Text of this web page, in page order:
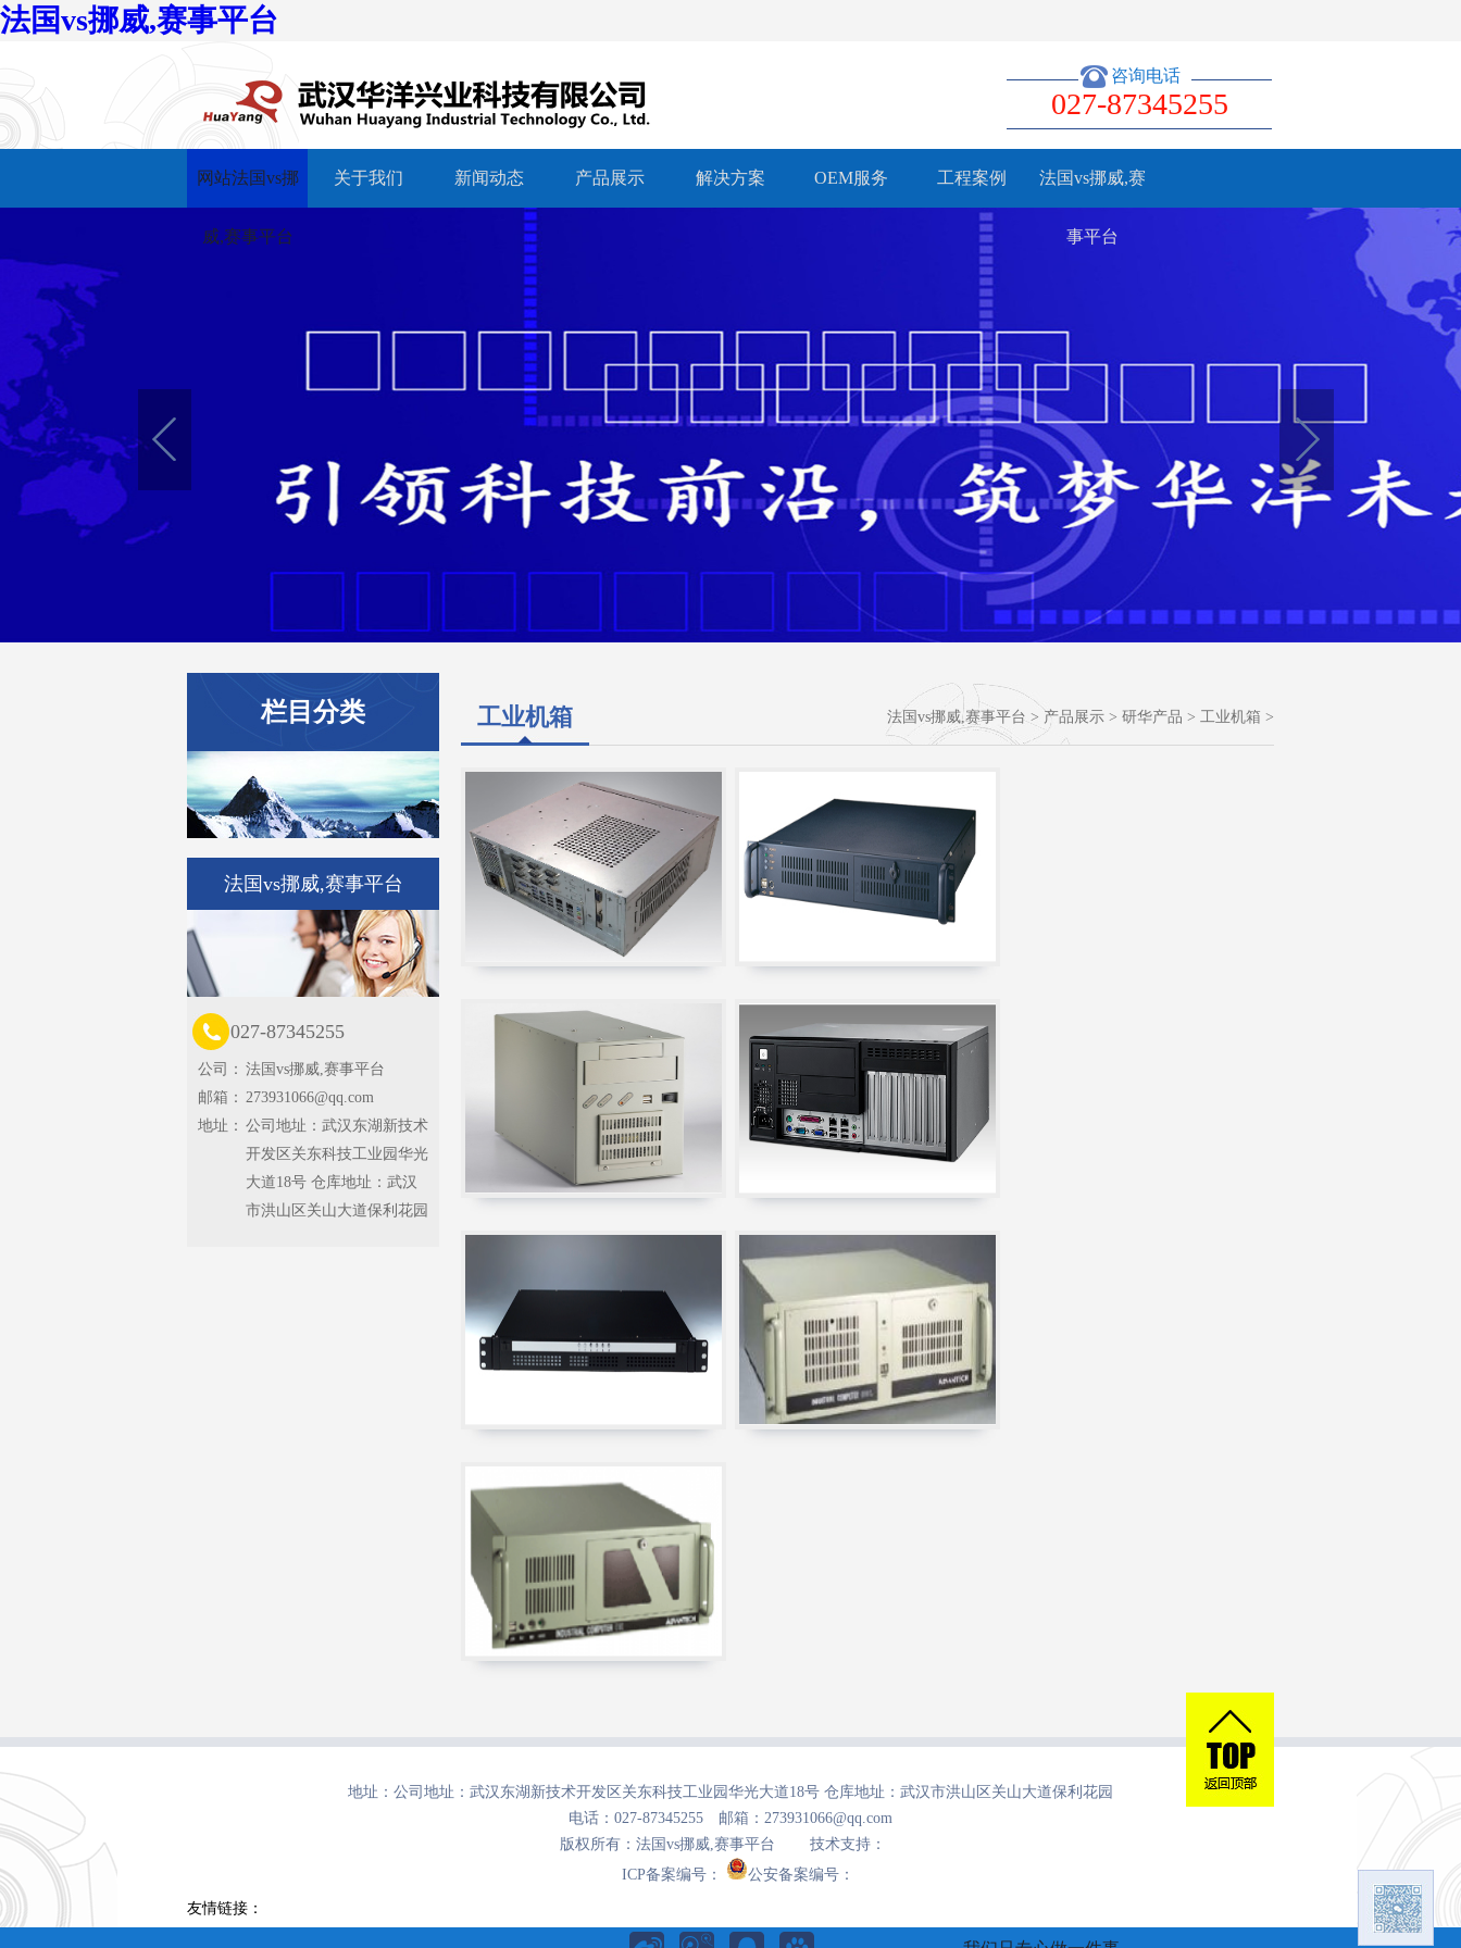
法国vs挪威,赛事平台
咨询电话
027-87345255
网站法国vs挪
威,赛事平台
关于我们 新闻动态 产品展示 解决方案 OEM服务 工程案例 法国vs挪威,赛
事平台
栏目分类
法国vs挪威,赛事平台
027-87345255
公司： 法国vs挪威,赛事平台
邮箱： 273931066@qq.com
地址： 公司地址：武汉东湖新技术
开发区关东科技工业园华光
大道18号 仓库地址：武汉
市洪山区关山大道保利花园
工业机箱 法国vs挪威,赛事平台 > 产品展示 > 研华产品 > 工业机箱 >
地址：公司地址：武汉东湖新技术开发区关东科技工业园华光大道18号 仓库地址：武汉市洪山区关山大道保利花园
电话：027-87345255 邮箱：273931066@qq.com
版权所有：法国vs挪威,赛事平台 技术支持：
ICP备案编号：
公安备案编号：
友情链接：